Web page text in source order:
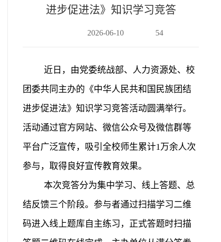
进步促进法》知识学习竞答
2026-06-10 54
近日，由党委统战部、人力资源处、校
团委共同主办的《中华人民共和国民族团结
进步促进法》知识学习竞答活动圆满举行。
活动通过官方网站、微信公众号及微信群等
平台广泛宣传，吸引全校师生累计1万余人次
参与，取得良好宣传教育效果。
本次竞答分为集中学习、线上答题、总
结反馈三个阶段。参与者通过扫描学习二维
码进入线上题库自主练习，正式答题时扫描